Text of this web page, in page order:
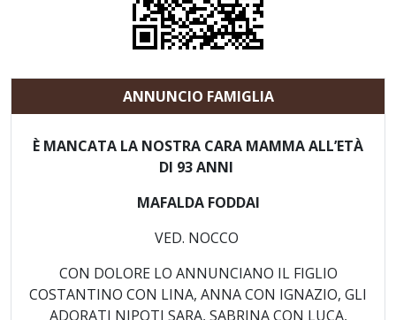
ANNUNCIO FAMIGLIA
È MANCATA LA NOSTRA CARA MAMMA ALL’ETÀ
DI 93 ANNI
MAFALDA FODDAI
VED. NOCCO
CON DOLORE LO ANNUNCIANO IL FIGLIO
COSTANTINO CON LINA, ANNA CON IGNAZIO, GLI
ADORATI NIPOTI SARA, SABRINA CON LUCA,